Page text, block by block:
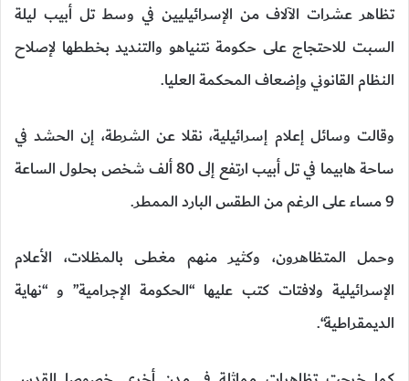
تظاهر عشرات الآلاف من الإسرائيليين في وسط تل أبيب ليلة
السبت للاحتجاج على حكومة نتنياهو والتنديد بخططها لإصلاح
النظام القانوني وإضعاف المحكمة العليا.
وقالت وسائل إعلام إسرائيلية، نقلا عن الشرطة، إن الحشد في
ساحة هابيما في تل أبيب ارتفع إلى 80 ألف شخص بحلول الساعة
9 مساء على الرغم من الطقس البارد الممطر.
وحمل المتظاهرون، وكثير منهم مغطى بالمظلات، الأعلام
الإسرائيلية ولافتات كتب عليها “الحكومة الإجرامية” و “نهاية
الديمقراطية“.